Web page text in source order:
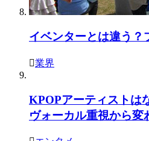
イベンターとは違う？
業界
KPOPアーティストは
ヴォーカル重視から変